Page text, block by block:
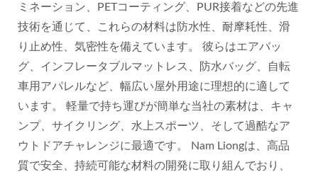
ミネーション、PETコーティング、PUR接着などの先進
技術を通じて、これらの材料は防水性、耐摩耗性、滑
り止め性、気密性を備えています。 彼らはエアバッ
グ、インフレータブルマットレス、防水バッグ、自転
車用アパレルなど、幅広い屋外用途に理想的に適して
います。 軽量で持ち運びが簡単な当社の素材は、キャ
ンプ、サイクリング、水上スポーツ、そして過酷なア
ウトドアチャレンジに最適です。 Nam Liongは、高品
質で安全、持続可能な材料の開発に取り組んでおり、